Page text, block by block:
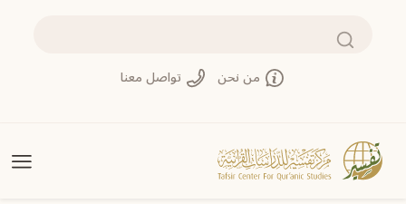
بحث
من نحن تواصل معنا